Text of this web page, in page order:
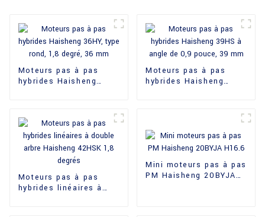
Moteurs pas à pas
hybrides Haisheng
Moteurs pas à pas
hybrides Haisheng
Moteurs pas à pas
hybrides linéaires à
Mini moteurs pas à pas
PM Haisheng 20BYJA